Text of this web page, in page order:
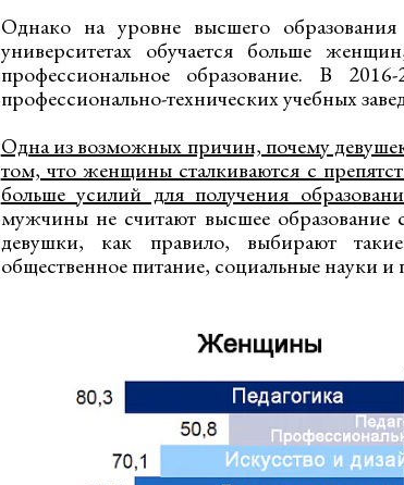
Однако на уровне высшего
университетах обучается больше
профессиональное образование. В
профессионально-технических учебных
Одна из возможных причин, почему девушек
том, что женщины сталкиваются с
больше усилий для получения
мужчины не считают высшее образование
девушки, как правило, выбирают
общественное питание, социальные науки и